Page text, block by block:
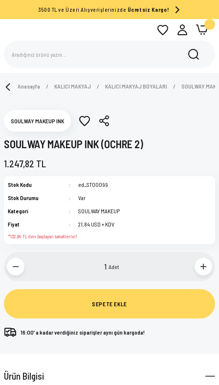
3500 TL ve Üzeri Alışverişlerinizde Ücretsiz Kargo!
Anasayfa KALICI MAKYAJ KALICI MAKYAJ BOYALARI SOULWAY
SOULWAY MAKEUP INK
SOULWAY MAKEUP INK (OCHRE 2)
1.247,82 TL
Stok Kodu
ed_ST00099
Stok Durumu
Var
Kategori
SOULWAY MAKEUP
Fiyat
21,84 USD + KDV
*132,94 TL den başlayan taksitlerle!!
Adet
SEPETE EKLE
16:00’ a kadar verdiğiniz siparişler aynı gün kargoda!
Ürün Bilgisi